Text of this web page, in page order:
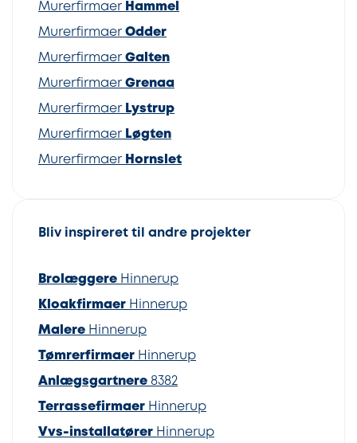
Murerfirmaer Hammel
Murerfirmaer Odder
Murerfirmaer Galten
Murerfirmaer Grenaa
Murerfirmaer Lystrup
Murerfirmaer Løgten
Murerfirmaer Hornslet
Bliv inspireret til andre projekter
Brolæggere Hinnerup
Kloakfirmaer Hinnerup
Malere Hinnerup
Tømrerfirmaer Hinnerup
Anlægsgartnere 8382
Terrassefirmaer Hinnerup
Vvs-installatører Hinnerup